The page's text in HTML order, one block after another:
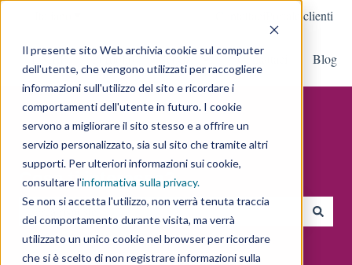
Il presente sito Web archivia cookie sul computer
dell'utente, che vengono utilizzati per raccogliere
informazioni sull'utilizzo del sito e ricordare i
comportamenti dell'utente in futuro. I cookie
servono a migliorare il sito stesso e a offrire un
servizio personalizzato, sia sul sito che tramite altri
supporti. Per ulteriori informazioni sui cookie,
consultare l'informativa sulla privacy.
Se non si accetta l'utilizzo, non verrà tenuta traccia
del comportamento durante visita, ma verrà
utilizzato un unico cookie nel browser per ricordare
che si è scelto di non registrare informazioni sulla
Portale clienti
DMEP Portfolio Servizi Mostra sottomenu per Servizi
Contattaci Blog
Cosa ti interessa?
Non sono presenti suggerimenti perché il campo di ricerca è